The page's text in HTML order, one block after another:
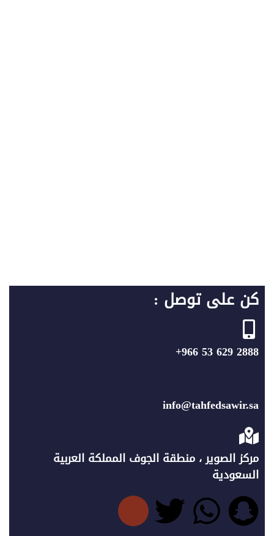
كن على توصل :
2888 629 53 966+
info@tahfedsawir.sa
مركز الصوير ، منطقة الجوف المملكة العربية
السعودية